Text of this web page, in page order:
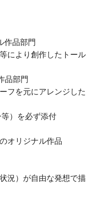
作品部門
により創作したトール
品部門
フを元にアレンジした
）を必ず添付
オリジナル作品
況）が自由な発想で描